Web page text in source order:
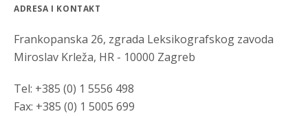
ADRESA I KONTAKT
Frankopanska 26, zgrada Leksikografskog zavoda
Miroslav Krleža, HR - 10000 Zagreb
Tel: +385 (0) 1 5556 498
Fax: +385 (0) 1 5005 699